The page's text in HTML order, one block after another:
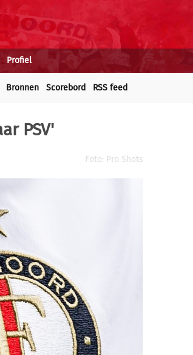
Profiel
Bronnen Scorebord RSS feed
PSV'
Foto: Pro Shots